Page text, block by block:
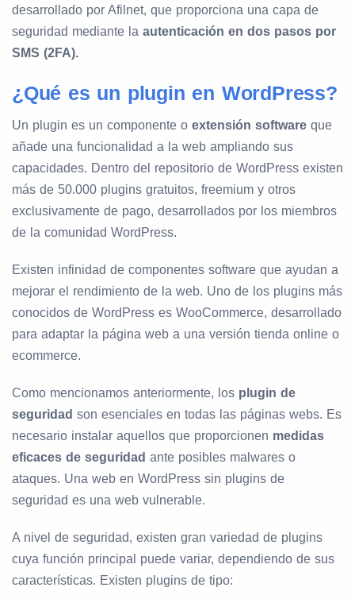
desarrollado por Afilnet, que proporciona una capa de
seguridad mediante la autenticación en dos pasos por
SMS (2FA).
¿Qué es un plugin en WordPress?
Un plugin es un componente o extensión software que
añade una funcionalidad a la web ampliando sus
capacidades. Dentro del repositorio de WordPress existen
más de 50.000 plugins gratuitos, freemium y otros
exclusivamente de pago, desarrollados por los miembros
de la comunidad WordPress.
Existen infinidad de componentes software que ayudan a
mejorar el rendimiento de la web. Uno de los plugins más
conocidos de WordPress es WooCommerce, desarrollado
para adaptar la página web a una versión tienda online o
ecommerce.
Como mencionamos anteriormente, los plugin de
seguridad son esenciales en todas las páginas webs. Es
necesario instalar aquellos que proporcionen medidas
eficaces de seguridad ante posibles malwares o
ataques. Una web en WordPress sin plugins de
seguridad es una web vulnerable.
A nivel de seguridad, existen gran variedad de plugins
cuya función principal puede variar, dependiendo de sus
características. Existen plugins de tipo: